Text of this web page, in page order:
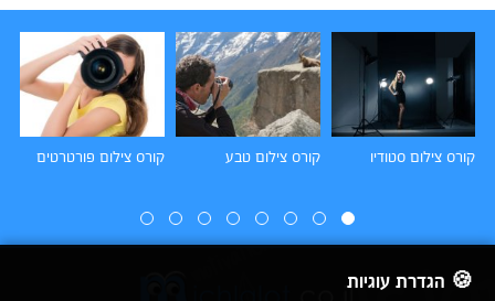
קורס צילום סטודיו קורס צילום טבע קורס צילום פורטרטים
🍪 הגדרת עוגיות